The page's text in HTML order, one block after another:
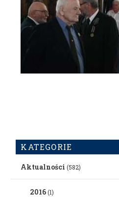
KATEGORIE
Aktualności (582)
2016(1)